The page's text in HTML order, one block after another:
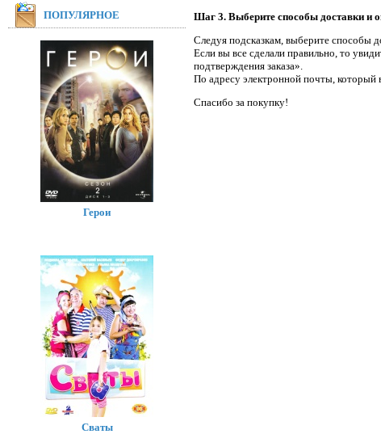
Шаг 3. Выберите способы доставки и
Следуя подсказкам, выберите способы
Если вы все сделали правильно, то
подтверждения заказа».
По адресу электронной почты, который
Спасибо за покупку!
ПОПУЛЯРНОЕ
Герои
Сваты